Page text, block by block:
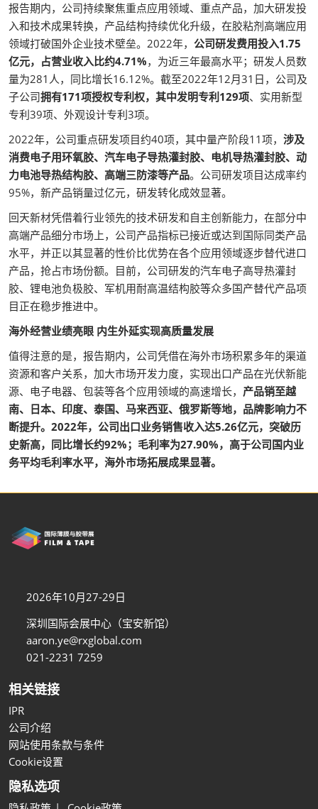
报告期内，公司持续聚焦重点应用领域、重点产品，加大研发投
入和技术成果转换，产品结构持续优化升级，在胶粘剂高端应用
领域打破国外企业技术壁垒。2022年， 公司研发费用投入1.75
亿元，占营业收入比约4.71%，为近三年最高水平；研发人员数
量为281人，同比增长16.12%。截至2022年12月31日，公司及
子公司拥有171项授权专利权，其中发明专利129项、实用新型
专利39项、外观设计专利3项。
2022年，公司重点研发项目约40项，其中量产阶段11项， 涉及
消费电子用环氧胶、汽车电子导热灌封胶、电机导热灌封胶、动
力电池导热结构胶、高端三防漆等产品。公司研发项目达成率约
95%，新产品销量过亿元，研发转化成效显著。
回天新材凭借着行业领先的技术研发和自主创新能力，在部分中
高端产品细分市场上，公司产品指标已接近或达到国际同类产品
水平，并正以其显著的性价比优势在各个应用领域逐步替代进口
产品，抢占市场份额。目前，公司研发的汽车电子高导热灌封
胶、锂电池负极胶、军机用耐高温结构胶等众多国产替代产品项
目正在稳步推进中。
海外经营业绩亮眼 内生外延实现高质量发展
值得注意的是，报告期内，公司凭借在海外市场积累多年的渠道
资源和客户关系，加大市场开发力度，实现出口产品在光伏新能
源、电子电器、包装等各个应用领域的高速增长， 产品销至越
南、日本、印度、泰国、马来西亚、俄罗斯等地，品牌影响力不
断提升。2022年，公司出口业务销售收入达5.26亿元，突破历
史新高，同比增长约92%；毛利率为27.90%，高于公司国内业
务平均毛利率水平，海外市场拓展成果显著。
2026年10月27-29日
深圳国际会展中心（宝安新馆）
aaron.ye@rxglobal.com
021-2231 7259
相关链接
IPR
公司介绍
网站使用条款与条件
Cookie设置
隐私选项